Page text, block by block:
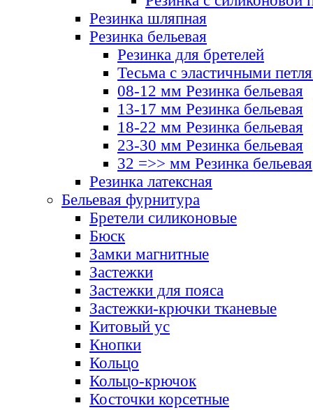
Резинка шляпная
Резинка бельевая
Резинка для бретелей
Тесьма с эластичными
08-12 мм Резинка бельевая
13-17 мм Резинка бельевая
18-22 мм Резинка бельевая
23-30 мм Резинка бельевая
32 =>> мм Резинка бельевая
Резинка латексная
Бельевая фурнитура
Бретели силиконовые
Бюск
Замки магнитные
Застежки
Застежки для пояса
Застежки-крючки тканевые
Китовый ус
Кнопки
Кольцо
Кольцо-крючок
Косточки корсетные